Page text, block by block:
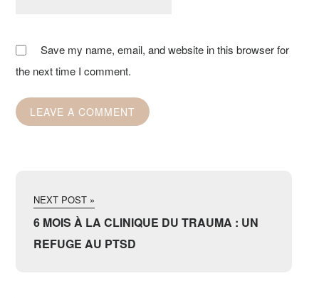
Save my name, email, and website in this browser for
the next time I comment.
NEXT POST »
6 MOIS À LA CLINIQUE DU TRAUMA : UN
REFUGE AU PTSD